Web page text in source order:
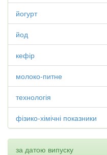
йогурт
йод
кефір
молоко-питне
технологія
фізико-хімічні показники
за датою випуску